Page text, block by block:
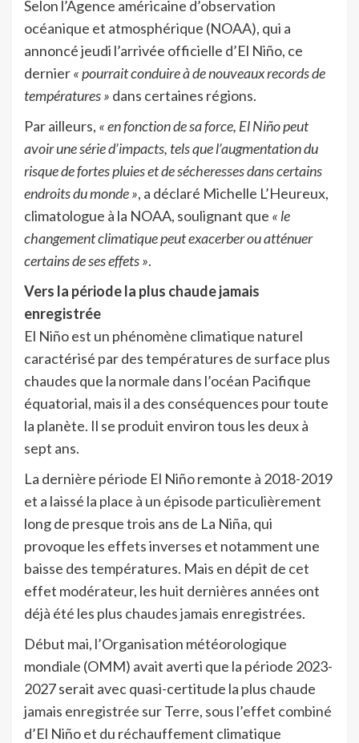
Selon l’Agence américaine d’observation
océanique et atmosphérique (NOAA), qui a
annoncé jeudi l’arrivée officielle d’El Niño, ce
dernier« pourrait conduire à de nouveaux records de
températures » dans certaines régions.
Par ailleurs, « en fonction de sa force, El Niño peut
avoir une série d’impacts, tels que l’augmentation du
risque de fortes pluies et de sécheresses dans certains
endroits du monde », a déclaré Michelle L’Heureux,
climatologue à la NOAA, soulignant que « le
changement climatique peut exacerber ou atténuer
certains de ses effets ».
Vers la période la plus chaude jamais
enregistrée
El Niño est un phénomène climatique naturel
caractérisé par des températures de surface plus
chaudes que la normale dans l’océan Pacifique
équatorial, mais il a des conséquences pour toute
la planète. Il se produit environ tous les deux à
sept ans.
La dernière période El Niño remonte à 2018-2019
et a laissé la place à un épisode particulièrement
long de presque trois ans de La Niña, qui
provoque les effets inverses et notamment une
baisse des températures. Mais en dépit de cet
effet modérateur, les huit dernières années ont
déjà été les plus chaudes jamais enregistrées.
Début mai, l’Organisation météorologique
mondiale (OMM) avait averti que la période 2023-
2027 serait avec quasi-certitude la plus chaude
jamais enregistrée sur Terre, sous l’effet combiné
d’El Niño et du réchauffement climatique